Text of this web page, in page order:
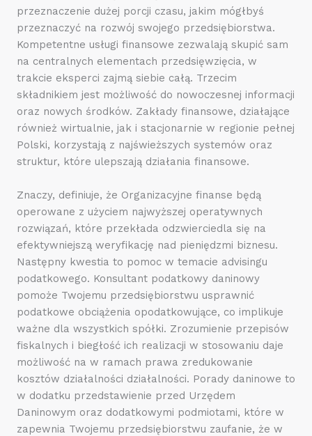
przeznaczenie dużej porcji czasu, jakim mógłbyś
przeznaczyć na rozwój swojego przedsiębiorstwa.
Kompetentne usługi finansowe zezwalają skupić sam
na centralnych elementach przedsięwzięcia, w
trakcie eksperci zajmą siebie całą. Trzecim
składnikiem jest możliwość do nowoczesnej informacji
oraz nowych środków. Zakłady finansowe, działające
również wirtualnie, jak i stacjonarnie w regionie pełnej
Polski, korzystają z najświeższych systemów oraz
struktur, które ulepszają działania finansowe.
Znaczy, definiuje, że Organizacyjne finanse będą
operowane z użyciem najwyższej operatywnych
rozwiązań, które przekłada odzwierciedla się na
efektywniejszą weryfikację nad pieniędzmi biznesu.
Następny kwestia to pomoc w temacie advisingu
podatkowego. Konsultant podatkowy daninowy
pomoże Twojemu przedsiębiorstwu usprawnić
podatkowe obciążenia opodatkowujące, co implikuje
ważne dla wszystkich spółki. Zrozumienie przepisów
fiskalnych i biegłość ich realizacji w stosowaniu daje
możliwość na w ramach prawa zredukowanie
kosztów działalności działalności. Porady daninowe to
w dodatku przedstawienie przed Urzędem
Daninowym oraz dodatkowymi podmiotami, które w
zapewnia Twojemu przedsiębiorstwu zaufanie, że w